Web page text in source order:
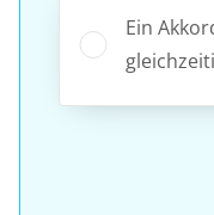
Ein